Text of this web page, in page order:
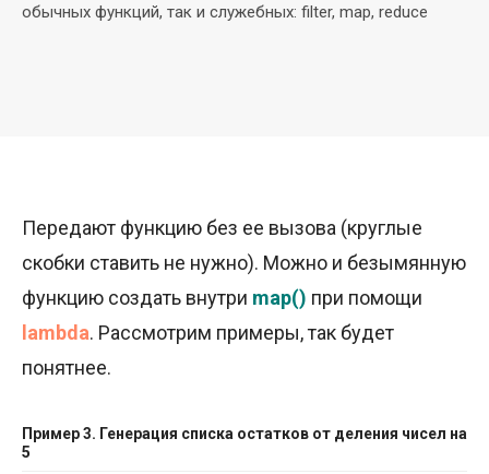
обычных функций, так и служебных: filter, map, reduce
Передают функцию без ее вызова (круглые
скобки ставить не нужно). Можно и безымянную
функцию создать внутри map() при помощи
lambda. Рассмотрим примеры, так будет
понятнее.
Пример 3. Генерация списка остатков от деления чисел на
5